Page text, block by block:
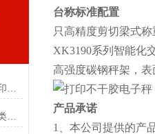
不干胶电子秤是一种广泛应用于各类物品称重的计量设备
台称标准配置
只高精度剪切梁式
XK3190系列智能化
高强度碳钢秤架，
产品承诺
1、本公司提供的产